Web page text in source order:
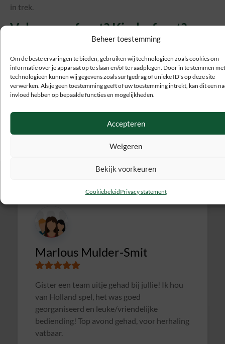
Beheer toestemming
Om de beste ervaringen te bieden, gebruiken wij technologieën zoals cookies om
informatie over je apparaat op te slaan en/of te raadplegen. Door in te stemmen
technologieën kunnen wij gegevens zoals surfgedrag of unieke ID's op deze site
verwerken. Als je geen toestemming geeft of uw toestemming intrekt, kan dit een
invloed hebben op bepaalde functies en mogelijkheden.
Accepteren
Weigeren
Bekijk voorkeuren
CookiebeleidPrivacy statement
in trek.
Volwassen feest? Kinderfeest?
Attracties huren!
Een attractie huren in Nederland begint bij Olivier (like
ons). Attractieverhuur Olivier biedt alle attracties voor een
volwassen feest, sweet 16 of kinderfeest. Ook voor zakelijke
(sneeuwdome, stranddecor, piratendecor, kerstman,
etcetera) zijn bij iedereen populair. Dat geldt eveneens voor
de sfeerfakkels en bierpullen.
Marlous Mulder-Smit
Gister een team uitje gehad bij jullie! Ik hou
van Holland spel, het was goed
georganiseerd en leuke/vriendelijke
bediending! Top avond gehad, voor herhaling
vatbaar.